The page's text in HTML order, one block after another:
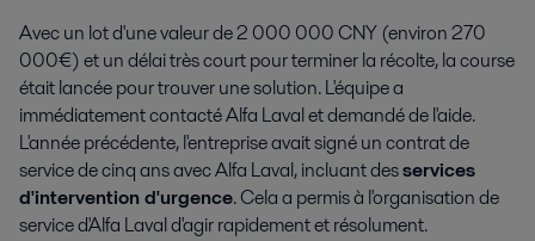
Avec un lot d'une valeur de 2 000 000 CNY (environ 270
000€) et un délai très court pour terminer la récolte, la course
était lancée pour trouver une solution. L'équipe a
immédiatement contacté Alfa Laval et demandé de l'aide.
L'année précédente, l'entreprise avait signé un contrat de
service de cinq ans avec Alfa Laval, incluant desservices
d'intervention d'urgence. Cela a permis à l'organisation de
service d'Alfa Laval d'agir rapidement et résolument.